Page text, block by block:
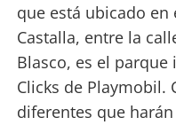
que está ubicado
Castalla, entre la
Blasco, es el
Clicks de Playmobil.
diferentes que